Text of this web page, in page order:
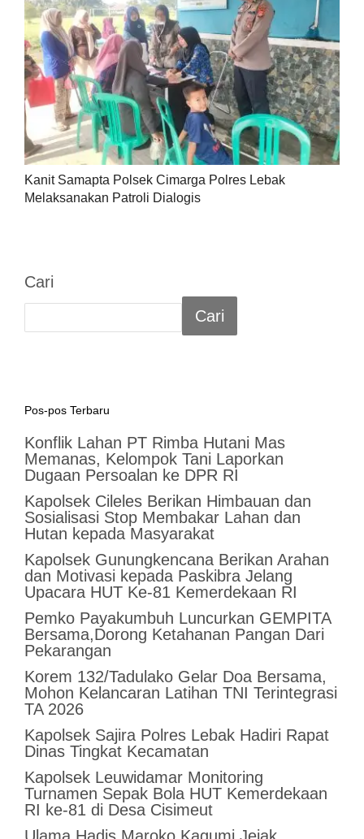
Kanit Samapta Polsek Cimarga Polres Lebak
Melaksanakan Patroli Dialogis
Cari
Cari
Pos-pos Terbaru
Konflik Lahan PT Rimba Hutani Mas
Memanas, Kelompok Tani Laporkan
Dugaan Persoalan ke DPR RI
Kapolsek Cileles Berikan Himbauan dan
Sosialisasi Stop Membakar Lahan dan
Hutan kepada Masyarakat
‎Kapolsek Gunungkencana Berikan Arahan
dan Motivasi kepada Paskibra Jelang
Upacara HUT Ke-81 Kemerdekaan RI
Pemko Payakumbuh Luncurkan GEMPITA
Bersama,Dorong Ketahanan Pangan Dari
Pekarangan
Korem 132/Tadulako Gelar Doa Bersama,
Mohon Kelancaran Latihan TNI Terintegrasi
TA 2026
Kapolsek Sajira Polres Lebak Hadiri Rapat
Dinas Tingkat Kecamatan
Kapolsek Leuwidamar Monitoring
Turnamen Sepak Bola HUT Kemerdekaan
RI ke-81 di Desa Cisimeut